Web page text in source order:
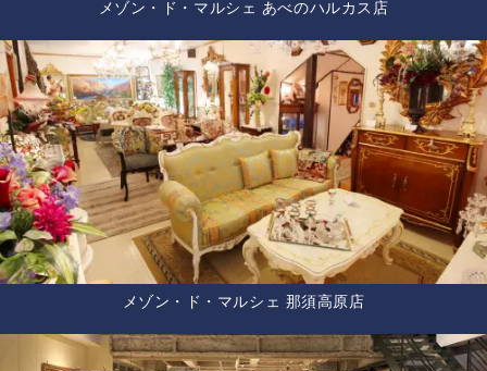
メゾン・ド・マルシェ あべのハルカス店
メゾン・ド・マルシェ 那須高原店